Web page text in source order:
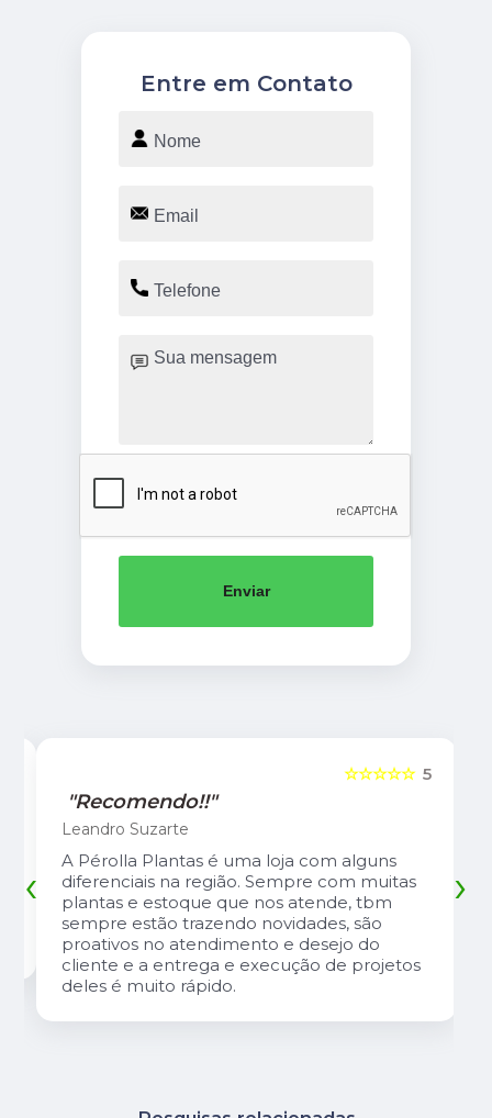
Entre em Contato
Enviar
5
☆☆☆☆☆
"Recomendo!!"
Leandro Suzarte
A Pérolla Plantas é uma loja com alguns
diferenciais na região. Sempre com muitas
plantas e estoque que nos atende, tbm
sempre estão trazendo novidades, são
proativos no atendimento e desejo do
cliente e a entrega e execução de projetos
deles é muito rápido.
‹ ›